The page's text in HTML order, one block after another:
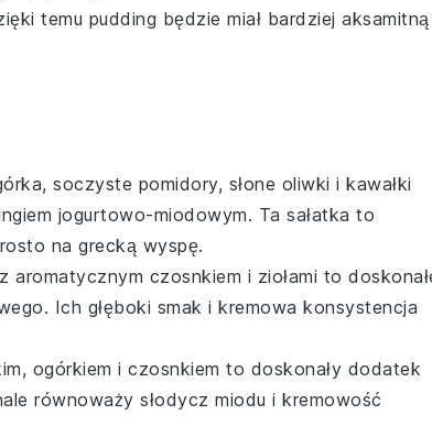
temu pudding będzie miał bardziej aksamitną
, soczyste pomidory, słone oliwki i kawałki
jogurtowo-miodowym. Ta sałatka to
na grecką wyspę.
z aromatycznym czosnkiem i ziołami to
. Ich głęboki smak i kremowa konsystencja
, ogórkiem i czosnkiem to doskonały dodatek
równoważy słodycz miodu i kremowość